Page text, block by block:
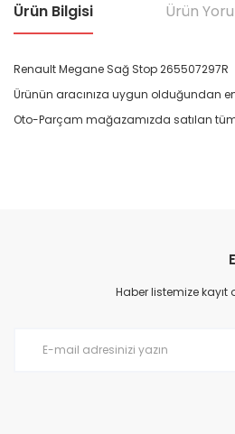
Ürün Bilgisi Ürün
Renault Megane Sağ Stop 265507297R
Ürünün aracınıza uygun olduğundan
Oto-Parçam mağazamızda satılan
Ürün resmi kalitesiz, bozuk veya
Ürün açıklamasında eksik bilgiler
Haber listemize